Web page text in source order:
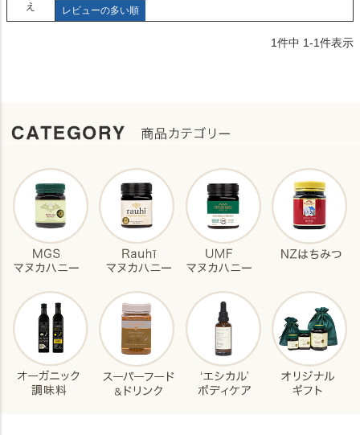
え
レビューの多い順
1件中 1-1件表示